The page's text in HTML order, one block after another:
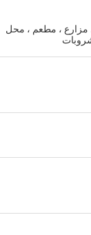
، مطعم ، محل